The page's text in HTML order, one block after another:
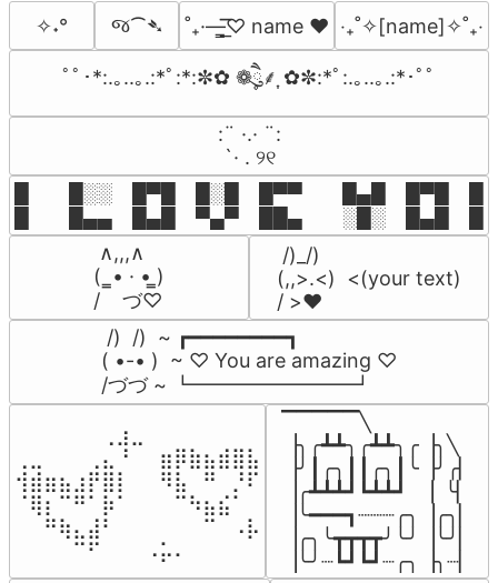
✧˖° જ⁀➴ ˚₊·—̳͟͞͞♡ name ♥️ ‎‧₊˚✧[name]✧˚₊‧
ﾟﾟ･*:.｡..｡.:*ﾟ:*:✼✿ ❁ཻུ۪۪⸙͎ ✿✼:*ﾟ:.｡..｡.:*･ﾟﾟ
⠀:¨ ·.· ¨:⠀
⠀ `· . ୨୧⠀
█  █░░ █▀█ █░█ █▀▀  █▄█ █▀█
█  █▄▄ █▄█ ▀▄▀ ██▄  ░█░ █▄█
∧,,,∧
(  ̳• · • ̳)
/    づ♡
/)_/)
(,,>.<)  <(your text)
/ >❤️
/)  /)  ~ ┏━━━━━━━━┓
( •-• )  ~ ♡ You are amazing ♡
/づづ ~ ┗━━━━━━━━┛
⠀⠀⠀⠀⠀⠀⢀⣰⣀⠀⠀⠀⠀⠀⠀⠀⠀
⢀⣀⠀⠀⠀⢀⣄⠘⠀⠀⣶⡿⣷⣦⣾⣿⣧
⢺⣾⣶⣦⣰⡟⣿⡇⠀⠀⠻⣧⠀⠛⠀⡘⠏
⠈⢿⡆⠉⠛⠁⡷⠁⠀⠀⠀⠉⠳⣦⣮⠁⠀
⠀⠀⠛⢷⣄⣼⠃⠀⠀⠀⠀⠀⠀⠉⠀⠠⡧
⠀⠀⠀⠀⠉⠋⠀⠀⠀⠠⡥⠄⠀⠀⠀⠀⠀
▔▔▔▔▔╲
▕╮╭┻┻╮╭┻┻╮╭▕╮╲
▕╯┃╭╮┃┃╭╮┃╰▕╯╭▏
▕╭┻┻┻┛┗┻┻┛  ▕  ╰▏
▕╰━━━┓┈┈┈╭╮▕╭╮▏
▕╭╮╰┳┳┳┳╯╰╯▕╰╯▏
▕╰╯┈┗┛┗┛┈╭╮▕╮┈▏